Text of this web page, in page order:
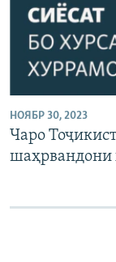
НОЯБР 30, 2023
Чаро
шаҳрвандони